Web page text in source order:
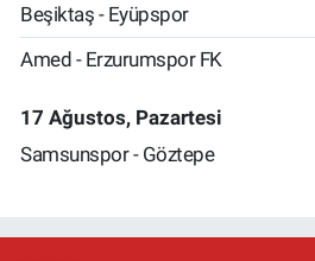
Beşiktaş - Eyüpspor
Amed - Erzurumspor FK
17 Ağustos, Pazartesi
Samsunspor - Göztepe